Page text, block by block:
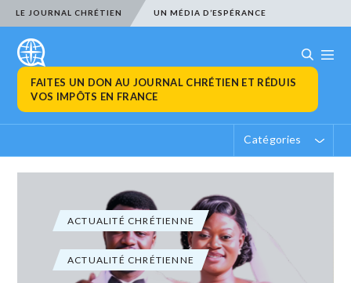
LE JOURNAL CHRÉTIEN UN MÉDIA D’ESPÉRANCE
FAITES UN DON AU JOURNAL CHRÉTIEN ET RÉDUIS
VOS IMPÔTS EN FRANCE
Catégories
ACTUALITÉ CHRÉTIENNE
ACTUALITÉ CHRÉTIENNE